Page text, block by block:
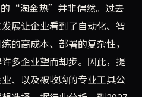
“淘金热”并非偶然。过去
展让企业看到了自动化、智
的高成本、部署的复杂性，
多企业望而却步。因此，提
、以及被收购的专业工具公